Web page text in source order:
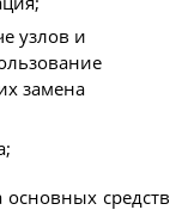
узлов и
замена
основных средств